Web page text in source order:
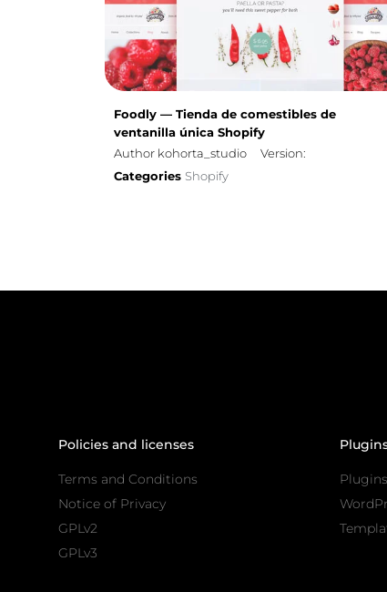
Foodly — Tienda de comestibles de
ventanilla única Shopify
Author kohorta_studio
Version:
Categories Shopify
Policies and licenses
Terms and Conditions
Notice of Privacy
GPLv2
GPLv3